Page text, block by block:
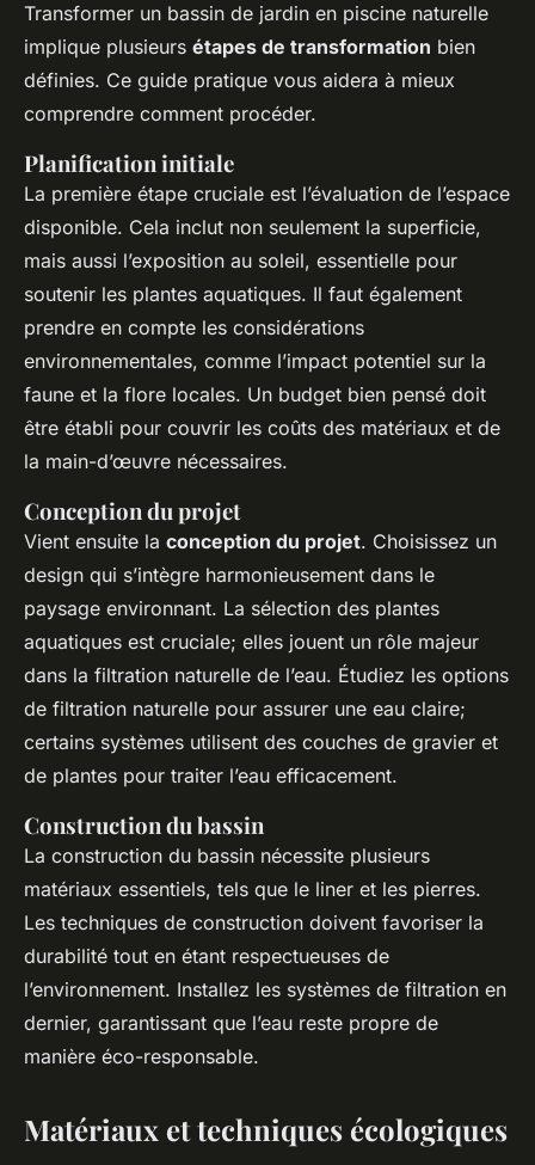
Transformer un bassin de jardin en piscine naturelle
implique plusieurs étapes de transformation bien
définies. Ce guide pratique vous aidera à mieux
comprendre comment procéder.
Planification initiale
La première étape cruciale est l’évaluation de l’espace
disponible. Cela inclut non seulement la superficie,
mais aussi l’exposition au soleil, essentielle pour
soutenir les plantes aquatiques. Il faut également
prendre en compte les considérations
environnementales, comme l’impact potentiel sur la
faune et la flore locales. Un budget bien pensé doit
être établi pour couvrir les coûts des matériaux et de
la main-d’œuvre nécessaires.
Conception du projet
Vient ensuite la conception du projet. Choisissez un
design qui s’intègre harmonieusement dans le
paysage environnant. La sélection des plantes
aquatiques est cruciale; elles jouent un rôle majeur
dans la filtration naturelle de l’eau. Étudiez les options
de filtration naturelle pour assurer une eau claire;
certains systèmes utilisent des couches de gravier et
de plantes pour traiter l’eau efficacement.
Construction du bassin
La construction du bassin nécessite plusieurs
matériaux essentiels, tels que le liner et les pierres.
Les techniques de construction doivent favoriser la
durabilité tout en étant respectueuses de
l’environnement. Installez les systèmes de filtration en
dernier, garantissant que l’eau reste propre de
manière éco-responsable.
Matériaux et techniques écologiques